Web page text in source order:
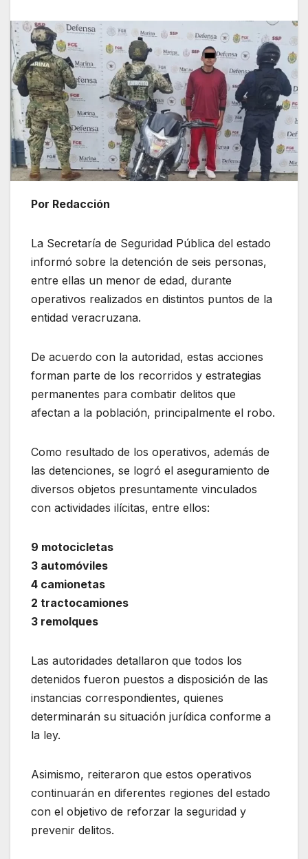
Por Redacción
La Secretaría de Seguridad Pública del estado
informó sobre la detención de seis personas,
entre ellas un menor de edad, durante
operativos realizados en distintos puntos de la
entidad veracruzana.
De acuerdo con la autoridad, estas acciones
forman parte de los recorridos y estrategias
permanentes para combatir delitos que
afectan a la población, principalmente el robo.
Como resultado de los operativos, además de
las detenciones, se logró el aseguramiento de
diversos objetos presuntamente vinculados
con actividades ilícitas, entre ellos:
9 motocicletas
3 automóviles
4 camionetas
2 tractocamiones
3 remolques
Las autoridades detallaron que todos los
detenidos fueron puestos a disposición de las
instancias correspondientes, quienes
determinarán su situación jurídica conforme a
la ley.
Asimismo, reiteraron que estos operativos
continuarán en diferentes regiones del estado
con el objetivo de reforzar la seguridad y
prevenir delitos.